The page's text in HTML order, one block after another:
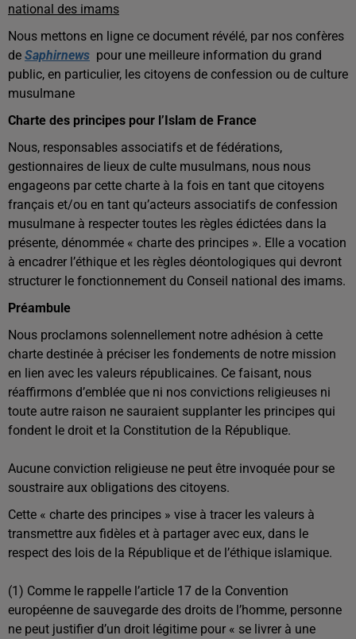
national des imams
Nous mettons en ligne ce document révélé, par nos confères
de Saphirnews pour une meilleure information du grand
public, en particulier, les citoyens de confession ou de culture
musulmane
Charte des principes pour l’Islam de France
Nous, responsables associatifs et de fédérations,
gestionnaires de lieux de culte musulmans, nous nous
engageons par cette charte à la fois en tant que citoyens
français et/ou en tant qu’acteurs associatifs de confession
musulmane à respecter toutes les règles édictées dans la
présente, dénommée « charte des principes ». Elle a vocation
à encadrer l’éthique et les règles déontologiques qui devront
structurer le fonctionnement du Conseil national des imams.
Préambule
Nous proclamons solennellement notre adhésion à cette
charte destinée à préciser les fondements de notre mission
en lien avec les valeurs républicaines. Ce faisant, nous
réaffirmons d’emblée que ni nos convictions religieuses ni
toute autre raison ne sauraient supplanter les principes qui
fondent le droit et la Constitution de la République.
Aucune conviction religieuse ne peut être invoquée pour se
soustraire aux obligations des citoyens.
Cette « charte des principes » vise à tracer les valeurs à
transmettre aux fidèles et à partager avec eux, dans le
respect des lois de la République et de l’éthique islamique.
(1) Comme le rappelle l’article 17 de la Convention
européenne de sauvegarde des droits de l’homme, personne
ne peut justifier d’un droit légitime pour « se livrer à une